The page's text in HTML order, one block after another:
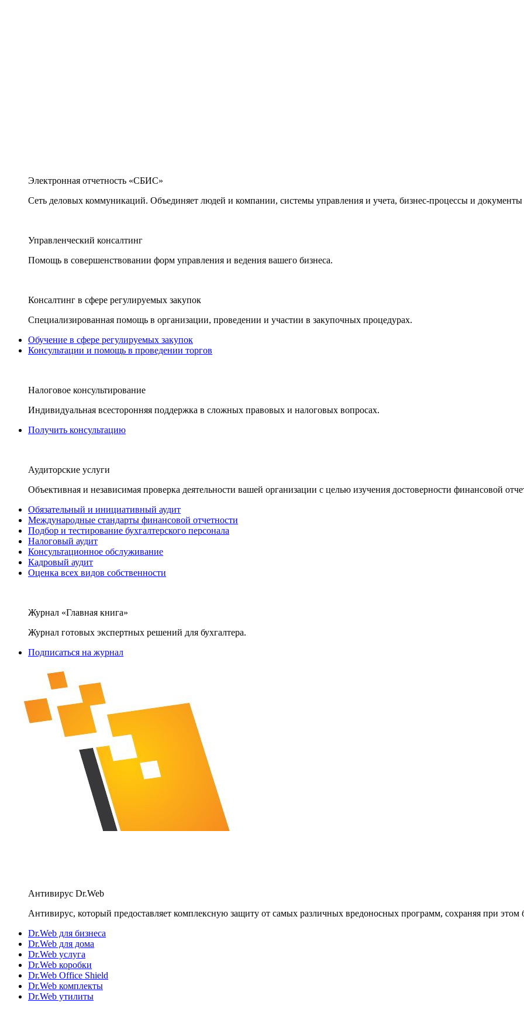
Электронная отчетность «СБИС»
Сеть деловых коммуникаций. Объединяет людей и компании, системы управления и учета, бизнес-процессы и документы
Управленческий консалтинг
Помощь в совершенствовании форм управления и ведения вашего бизнеса.
Консалтинг в сфере регулируемых закупок
Специализированная помощь в организации, проведении и участии в закупочных процедурах.
Обучение в сфере регулируемых закупок
Консультации и помощь в проведении торгов
Налоговое консультирование
Индивидуальная всесторонняя поддержка в сложных правовых и налоговых вопросах.
Получить консультацию
Аудиторские услуги
Объективная и независимая проверка деятельности вашей организации с целью изучения достоверности финансовой
Обязательный и инициативный аудит
Международные стандарты финансовой отчетности
Подбор и тестирование бухгалтерского персонала
Налоговый аудит
Консультационное обслуживание
Кадровый аудит
Оценка всех видов собственности
Журнал «Главная книга»
Журнал готовых экспертных решений для бухгалтера.
Подписаться на журнал
Антивирус Dr.Web
Антивирус, который предоставляет комплексную защиту от самых различных вредоносных программ, сохраняя при этом
Dr.Web для бизнеса
Dr.Web для дома
Dr.Web услуга
Dr.Web коробки
Dr.Web Office Shield
Dr.Web комплекты
Dr.Web утилиты